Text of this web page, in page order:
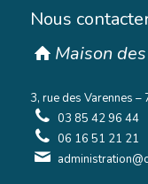
Nous
Maison
3, rue des Varennes
03 85 42 96 44
06 16 51 21 21